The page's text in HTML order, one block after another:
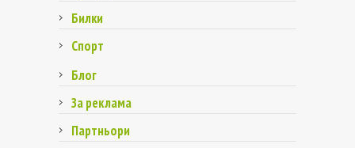
Билки
Спорт
Блог
За реклама
Партньори